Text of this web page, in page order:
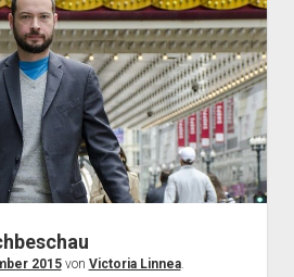
2015von Victoria Linnea.